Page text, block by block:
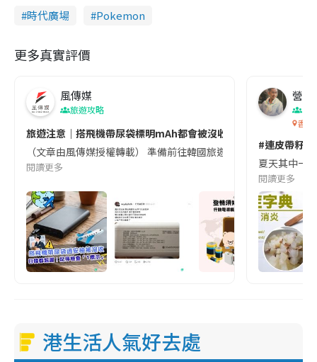
時代廣場
Pokemon
更多真實評價
風傳媒
旅遊攻略
旅遊注意｜搭飛機帶尿袋標明mAh都會被沒收😱出發前切記檢查
（文章由風傳媒授權轉載） 準備前往韓國旅遊的民眾，近期要
閱讀更多
營養
香港
#連皮帶籽
夏天其中一
閱讀更多
港生活人氣好去處